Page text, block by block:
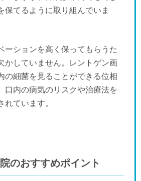
保てるように取り組んでいま
ーションを高く保ってもらうた
かしていません。レントゲン画
の細菌を見ることができる位相
口内の病気のリスクや治療法を
れています。
のおすすめポイント